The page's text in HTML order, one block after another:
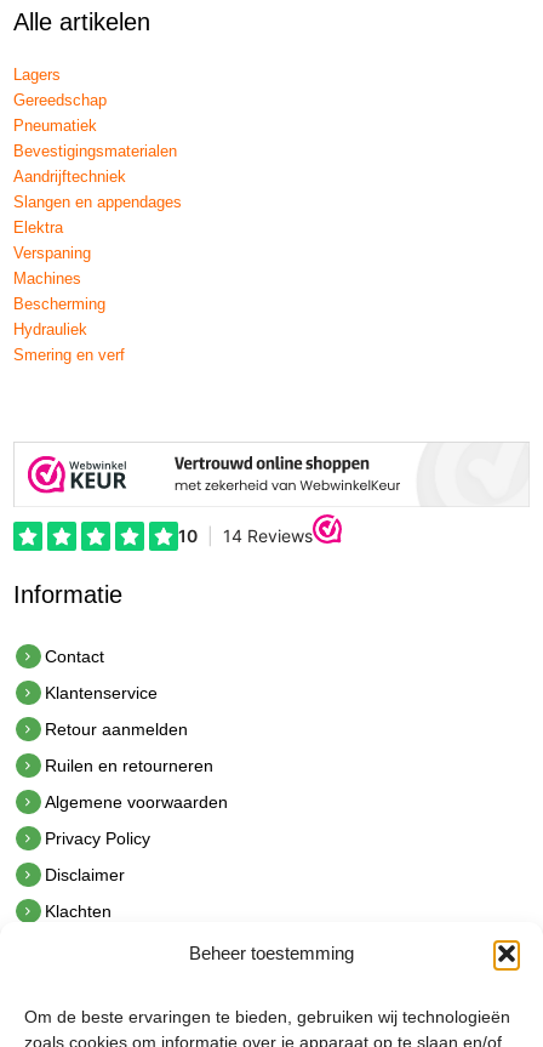
Beheer toestemming
Om de beste ervaringen te bieden, gebruiken wij technologieën
zoals cookies om informatie over je apparaat op te slaan en/of
Alle artikelen
Lagers
Gereedschap
Pneumatiek
Bevestigingsmaterialen
Aandrijftechniek
Slangen en appendages
Elektra
Verspaning
Machines
Bescherming
Hydrauliek
Smering en verf
Informatie
Contact
Klantenservice
Retour aanmelden
Ruilen en retourneren
Algemene voorwaarden
Privacy Policy
Disclaimer
Klachten
hetindustriehuis B.V.
De Hoek 1 1601 MR Enkhuizen